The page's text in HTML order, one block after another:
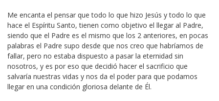
Me encanta el pensar que todo lo que hizo Jesús y todo lo que
hace el Espíritu Santo, tienen como objetivo el llegar al Padre,
siendo que el Padre es el mismo que los 2 anteriores, en pocas
palabras el Padre supo desde que nos creo que habríamos de
fallar, pero no estaba dispuesto a pasar la eternidad sin
nosotros, y es por eso que decidió hacer el sacrificio que
salvaría nuestras vidas y nos da el poder para que podamos
llegar en una condición gloriosa delante de Él.